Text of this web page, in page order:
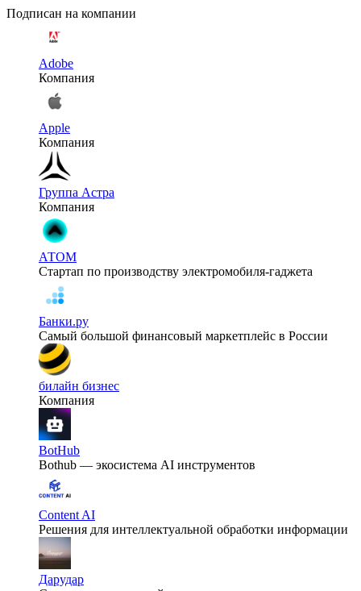
Подписан на компании
Adobe
Компания
Apple
Компания
Группа Астра
Компания
АТОМ
Стартап по производству электромобиля-гаджета
Банки.ру
Самый большой финансовый маркетплейс в России
билайн бизнес
Компания
BotHub
Bothub — экосистема AI инструментов
Content AI
Решения для интеллектуальной обработки информации
Дарудар